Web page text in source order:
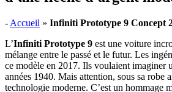
- Accueil » Infiniti Prototype 9 Concept
L’Infiniti Prototype 9 est une voiture
mélange entre le passé et le futur. Les
ce modèle en 2017. Ils voulaient imaginer
années 1940. Mais attention, sous sa robe
technologie moderne. C’est un hommage